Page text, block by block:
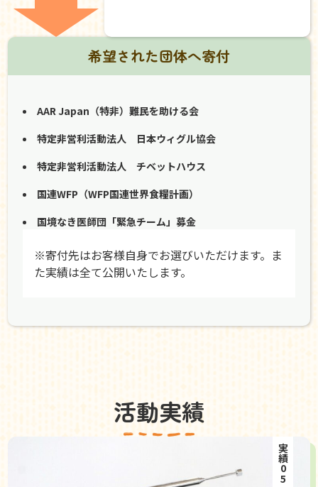
希望された団体へ寄付
AAR Japan（特非）難民を助ける会
特定非営利活動法人 日本ウィグル協会
特定非営利活動法人 チベットハウス
国連WFP（WFP国連世界食糧計画）
国境なき医師団「緊急チーム」募金
※寄付先はお客様自身でお選びいただけます。ま
た実績は全て公開いたします。
活動実績
実績05